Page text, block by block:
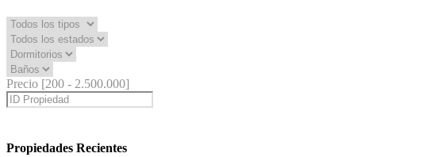
Precio [200 - 2.500.000]
Propiedades Recientes